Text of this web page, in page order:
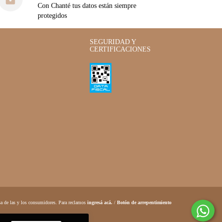
Con Chanté tus datos están siempre
protegidos
SEGURIDAD Y
CERTIFICACIONES
de las y los consumidores. Para reclamos ingresá acá. / Botón de arrepentimiento